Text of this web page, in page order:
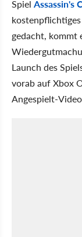
Spiel Assassin's
gedacht, kommt
Launch des
vorab auf Xbox
Angespielt-